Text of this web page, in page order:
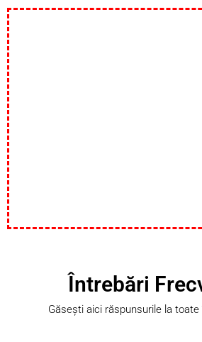
Întrebări
Găsești aici răspunsurile la